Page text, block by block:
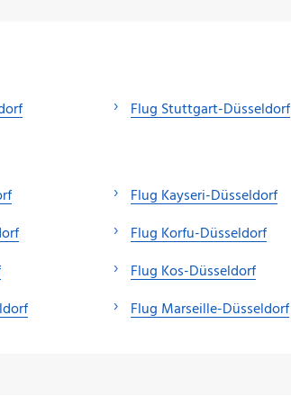
Flug Stuttgart-Düsseldorf
Flug Kayseri-Düsseldorf
Flug Korfu-Düsseldorf
Flug Kos-Düsseldorf
Flug Marseille-Düsseldorf